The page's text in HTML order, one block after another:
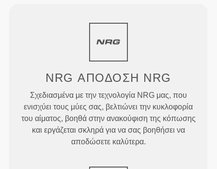
NRGΑΠΟΔΟΣΗ NRG
Σχεδιασμένα με την τεχνολογία NRG μας, που
ενισχύει τους μύες σας, βελτιώνει την κυκλοφορία
του αίματος, βοηθά στην ανακούφιση της κόπωσης
και εργάζεται σκληρά για να σας βοηθήσει να
αποδώσετε καλύτερα.